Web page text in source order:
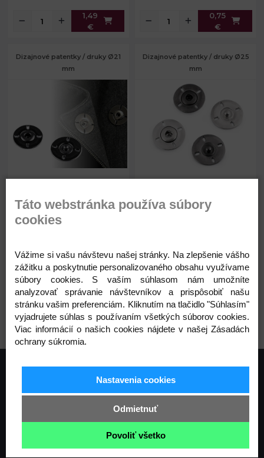
1,49
€
0,75
€
Dizajnové patentky / druky Ø21
mm
Skladom
Kód: 780836
0,72
€
Dizajnové patentky / druky Ø25
mm
Hmotnosť:
Skladom
Kód: 740446
1,02
€
Táto webstránka používa súbory
cookies
Vážime si vašu návštevu našej stránky. Na zlepšenie vášho
zážitku a poskytnutie personalizovaného obsahu využívame
súbory cookies. S vaším súhlasom nám umožníte
analyzovať správanie návštevníkov a prispôsobiť našu
stránku vašim preferenciám. Kliknutím na tlačidlo "Súhlasím"
vyjadrujete súhlas s používaním všetkých súborov cookies.
Viac informácií o našich cookies nájdete v našej Zásadách
ochrany súkromia.
Nastavenia cookies
Odmietnuť
Povoliť všetko